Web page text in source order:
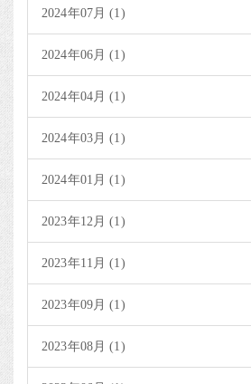
2024年07月 (1)
2024年06月 (1)
2024年04月 (1)
2024年03月 (1)
2024年01月 (1)
2023年12月 (1)
2023年11月 (1)
2023年09月 (1)
2023年08月 (1)